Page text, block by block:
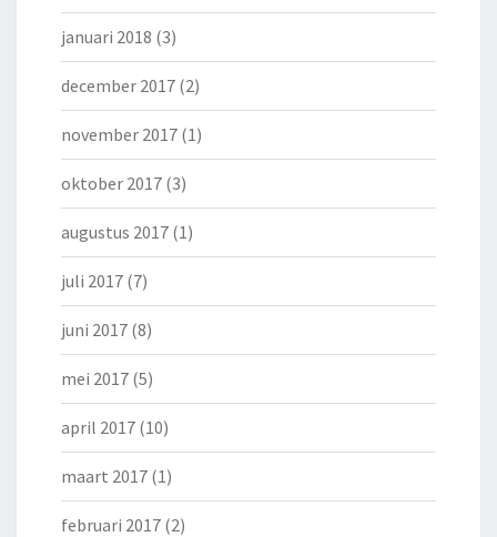
januari 2018 (3)
december 2017 (2)
november 2017 (1)
oktober 2017 (3)
augustus 2017 (1)
juli 2017 (7)
juni 2017 (8)
mei 2017 (5)
april 2017 (10)
maart 2017 (1)
februari 2017 (2)